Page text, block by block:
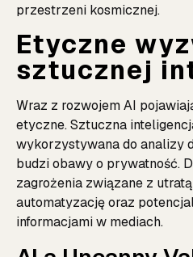
przestrzeni kosmicznej.
Etyczne
sztucznej
Wraz z rozwojem AI
etyczne. Sztuczna
wykorzystywana do analizy
budzi obawy o prywatność.
zagrożenia związane z
automatyzację oraz
informacjami w mediach.